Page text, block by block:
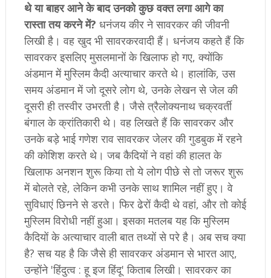
थे या बाहर आने के बाद उनको कुछ वक्त लगा आगे का
रास्ता तय करने में? धनंजय कीर ने सावरकर की जीवनी
लिखी है। वह खुद भी सावरकरवादी हैं। धनंजय कहते हैं कि
सावरकर इसलिए मुसलमानों के खिलाफ हो गए, क्योंकि
अंडमान में मुस्लिम कैदी अत्याचार करते थे। हालांकि, उस
समय अंडमान में जो दूसरे लोग थे, उनके लेखन से जेल की
दूसरी ही तस्वीर उभरती है। जैसे त्रैलोक्यनाथ चक्रवर्ती
बंगाल के क्रांतिकारी थे। वह लिखते हैं कि सावरकर और
उनके बड़े भाई गणेश राव सावरकर जेलर की गुडबुक में रहने
की कोशिश करते थे। जब कैदियों ने वहां की हालत के
खिलाफ अनशन शुरू किया तो ये लोग पीछे से तो जरूर शुरू
में बोलते रहे, लेकिन कभी उनके साथ शामिल नहीं हुए। वे
सुविधाएं छिनने से डरते। फिर ढेरों कैदी थे वहां, और तो कोई
मुस्लिम विरोधी नहीं हुआ। इसका मतलब यह कि मुस्लिम
कैदियों के अत्याचार वाली बात तथ्यों से परे है। अब सच क्या
है? सच यह है कि जैसे ही सावरकर अंडमान से भारत आए,
उन्होंने 'हिंदुत्व : हू इज हिंदू' किताब लिखी। सावरकर का